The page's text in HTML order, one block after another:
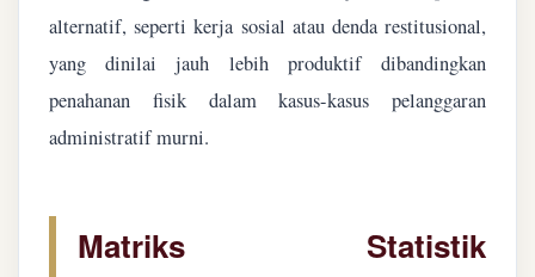
alternatif, seperti kerja sosial atau denda restitusional,
yang dinilai jauh lebih produktif dibandingkan
penahanan fisik dalam kasus-kasus pelanggaran
administratif murni.
Matriks Statistik